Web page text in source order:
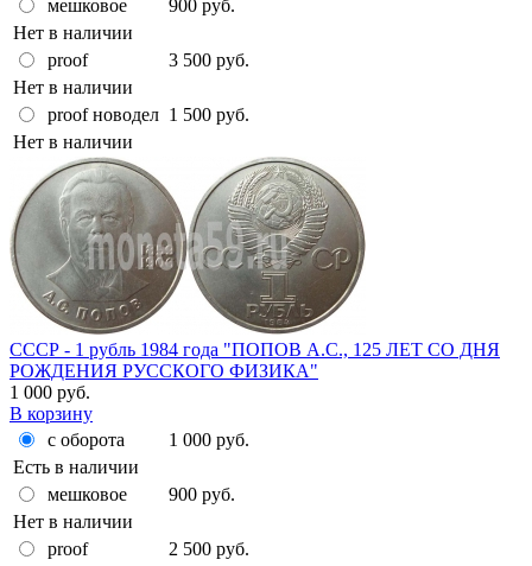
мешковое
900 руб.
Нет в наличии
proof
3 500 руб.
Нет в наличии
proof новодел 1 500 руб.
Нет в наличии
СССР - 1 рубль 1984 года "ПОПОВ А.С., 125 ЛЕТ СО ДНЯ
РОЖДЕНИЯ РУССКОГО ФИЗИКА"
1 000 руб.
В корзину
с оборота
1 000 руб.
Есть в наличии
мешковое
900 руб.
Нет в наличии
proof
2 500 руб.